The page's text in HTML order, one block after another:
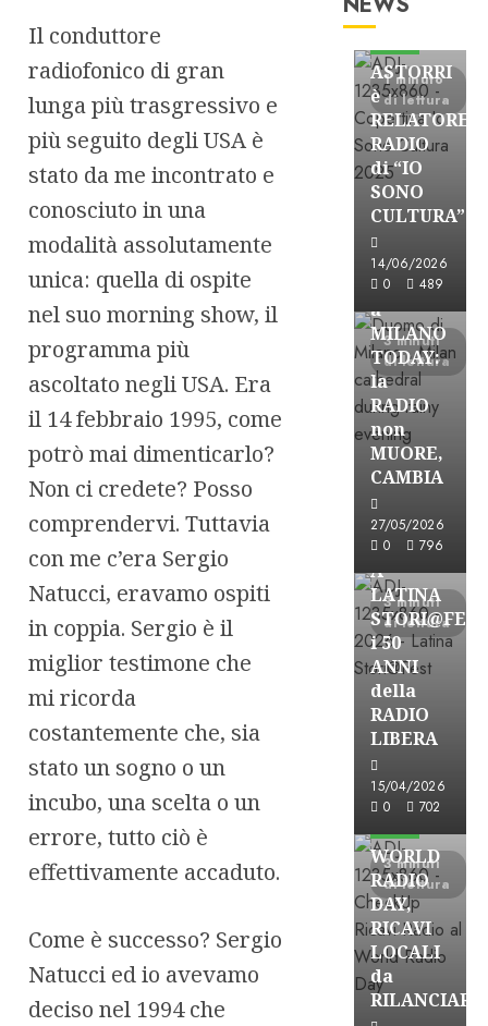
Il conduttore
radiofonico di gran
lunga più trasgressivo e
più seguito degli USA è
stato da me incontrato e
conosciuto in una
modalità assolutamente
unica: quella di ospite
nel suo morning show, il
programma più
ascoltato negli USA. Era
il 14 febbraio 1995, come
potrò mai dimenticarlo?
Non ci credete? Posso
comprendervi. Tuttavia
con me c’era Sergio
Natucci, eravamo ospiti
in coppia. Sergio è il
miglior testimone che
mi ricorda
costantemente che, sia
stato un sogno o un
incubo, una scelta o un
errore, tutto ciò è
effettivamente accaduto.
Come è successo? Sergio
Natucci ed io avevamo
deciso nel 1994 che
1 minuto
di lettura
Astorri News
ASTORRI
è
RELATORE
RADIO
di “IO
SONO
CULTURA”
14/06/2026
0
489
3 minuti
di lettura
FREE
ASTORRI
a
MILANO
TODAY:
la
RADIO
non
MUORE,
CAMBIA
27/05/2026
0
796
3 minuti
di lettura
Astorri News
FREE
A
LATINA
i 50
ANNI
della
RADIO
LIBERA
15/04/2026
0
702
3 minuti
di lettura
Astorri News
WORLD
RADIO
DAY,
RICAVI
LOCALI
da
RILANCIARE